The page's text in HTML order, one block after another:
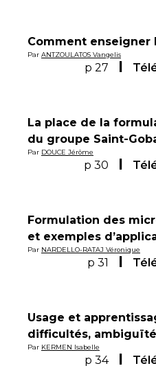
Comment enseigner
Par ANTZOULATOS Vangelis
p 27
La place de la
du groupe Saint-
Par DOUCE Jérôme
p 30
Formulation des
et exemples
Par NARDELLO-RATAJ Véronique
p 31
Usage et
difficultés,
Par KERMEN Isabelle
p 34